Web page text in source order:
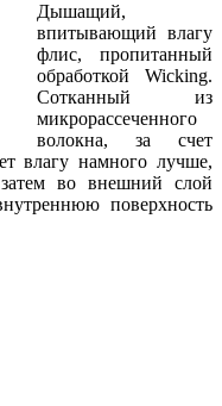
Дышащий,
впитывающий влагу
флис, пропитанный
обработкой Wicking.
Сотканный из
микрорассеченного
волокна, за счет
влагу намного лучше,
во внешний слой
поверхность